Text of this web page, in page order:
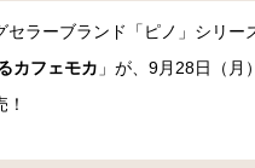
セラーブランド「ピノ」シリー
カフェモカ 」が、9月28日（月